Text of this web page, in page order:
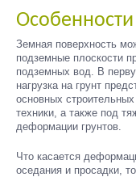
Земная поверхность
подземные плоскости
подземных вод. В
нагрузка на грунт
основных
техники, а также под
деформации грунтов.
Что касается
оседания и просадки,